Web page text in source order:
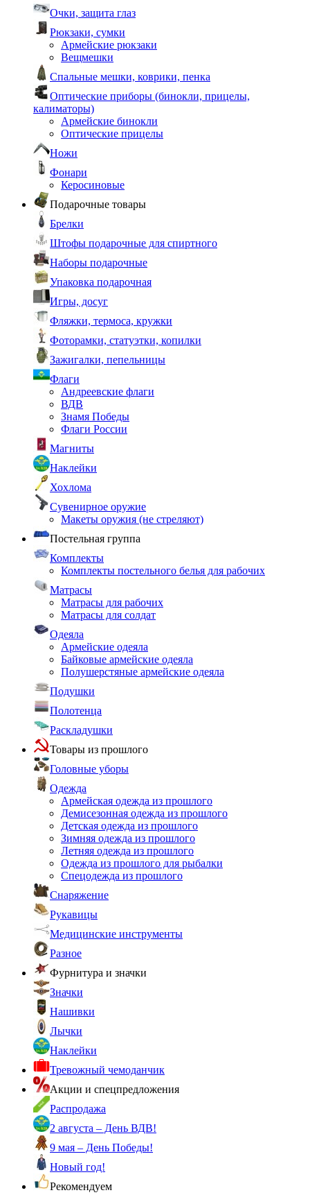
Очки, защита глаз
Рюкзаки, сумки
Армейские рюкзаки
Вещмешки
Спальные мешки, коврики, пенка
Оптические приборы (бинокли, прицелы,
калиматоры)
Армейские бинокли
Оптические прицелы
Ножи
Фонари
Керосиновые
Подарочные товары
Брелки
Штофы подарочные для спиртного
Наборы подарочные
Упаковка подарочная
Игры, досуг
Фляжки, термоса, кружки
Фоторамки, статуэтки, копилки
Зажигалки, пепельницы
Флаги
Андреевские флаги
ВДВ
Знамя Победы
Флаги России
Магниты
Наклейки
Хохлома
Сувенирное оружие
Макеты оружия (не стреляют)
Постельная группа
Комплекты
Комплекты постельного белья для рабочих
Матрасы
Матрасы для рабочих
Матрасы для солдат
Одеяла
Армейские одеяла
Байковые армейские одеяла
Полушерстяные армейские одеяла
Подушки
Полотенца
Раскладушки
Товары из прошлого
Головные уборы
Одежда
Армейская одежда из прошлого
Демисезонная одежда из прошлого
Детская одежда из прошлого
Зимняя одежда из прошлого
Летняя одежда из прошлого
Одежда из прошлого для рыбалки
Спецодежда из прошлого
Снаряжение
Рукавицы
Медицинские инструменты
Разное
Фурнитура и значки
Значки
Нашивки
Лычки
Наклейки
Тревожный чемоданчик
Акции и спецпредложения
Распродажа
2 августа – День ВДВ!
9 мая – День Победы!
Новый год!
Рекомендуем